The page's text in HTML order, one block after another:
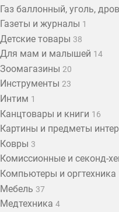
Газ баллонный, уголь,
Газеты и журналы 1
Детские товары 38
Для мам и малышей 14
Зоомагазины 20
Инструменты 23
Интим 1
Канцтовары и книги 16
Картины и предметы
Ковры 3
Комиссионные и секонд-
Компьютеры и оргтехника
Мебель 37
Медтехника 4